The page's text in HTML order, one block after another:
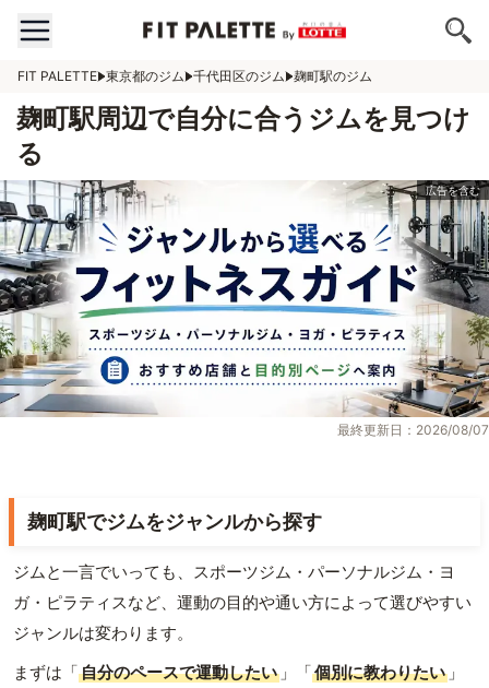
FIT PALETTE 東京都のジム 千代田区のジム 麹町駅のジム
麹町駅周辺で自分に合うジムを見つけ
る
最終更新日：2026/08/07
麹町駅でジムをジャンルから探す
ジムと一言でいっても、スポーツジム・パーソナルジム・ヨ
ガ・ピラティスなど、運動の目的や通い方によって選びやすい
ジャンルは変わります。
まずは「自分のペースで運動したい 」「個別に教わりたい 」